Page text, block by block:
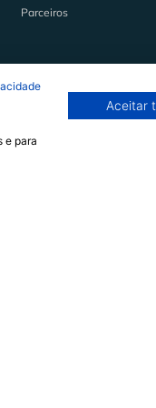
Parceiros
e para
Aceitar